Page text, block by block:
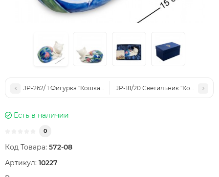
JP-262/ 1 Фигурка "Кошка" (Pavone)JP-18/20 Светильник "Кошка"
Есть в наличии
0
Код Товара: 572-08
Артикул: 10227